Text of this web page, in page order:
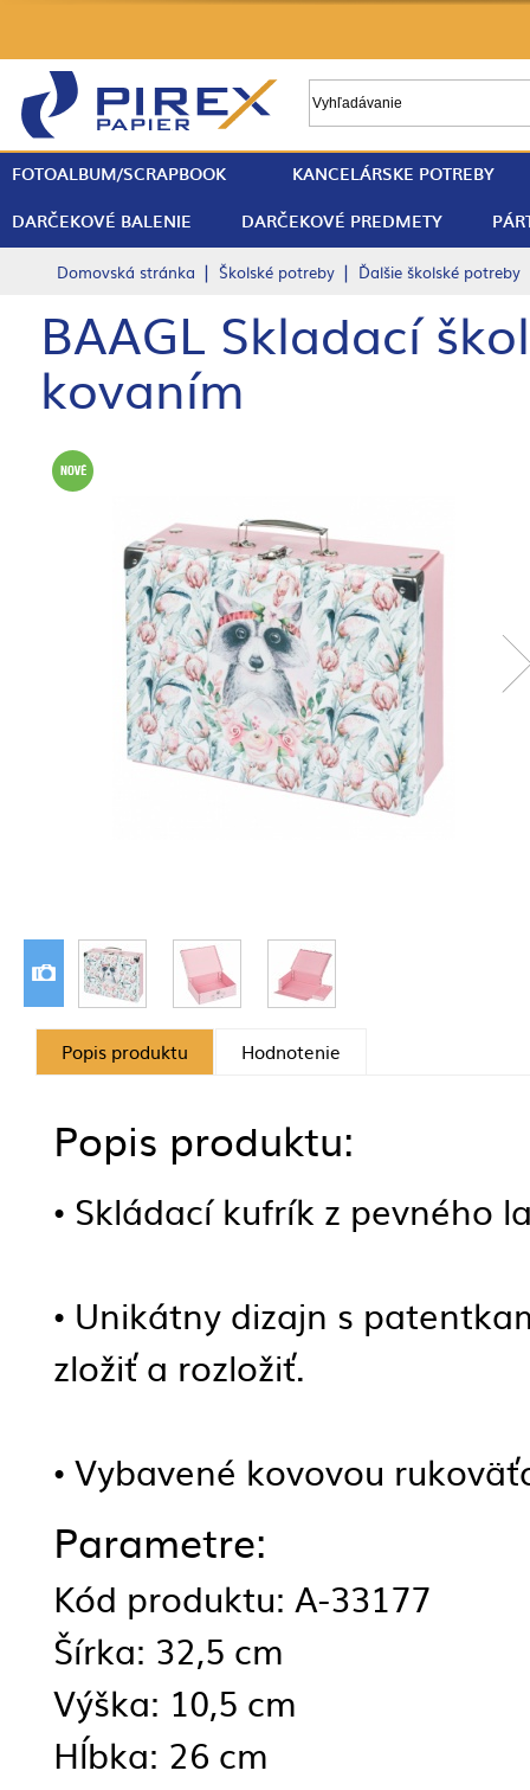
FOTOALBUM/SCRAPBOOK
KANCELÁRSKE POTREBY
DARČEKOVÉ BALENIE
DARČEKOVÉ PREDMETY
Domovská stránka | Školské potreby | Ďalšie školské potreby
BAAGL Skladací
kovaním
Popis produktu Hodnotenie
Popis produktu:
• Skládací kufrík z pevného
• Unikátny dizajn s
zložiť a rozložiť.
• Vybavené kovovou
Parametre:
Kód produktu: A-33177
Šírka: 32,5 cm
Výška: 10,5 cm
Hĺbka: 26 cm